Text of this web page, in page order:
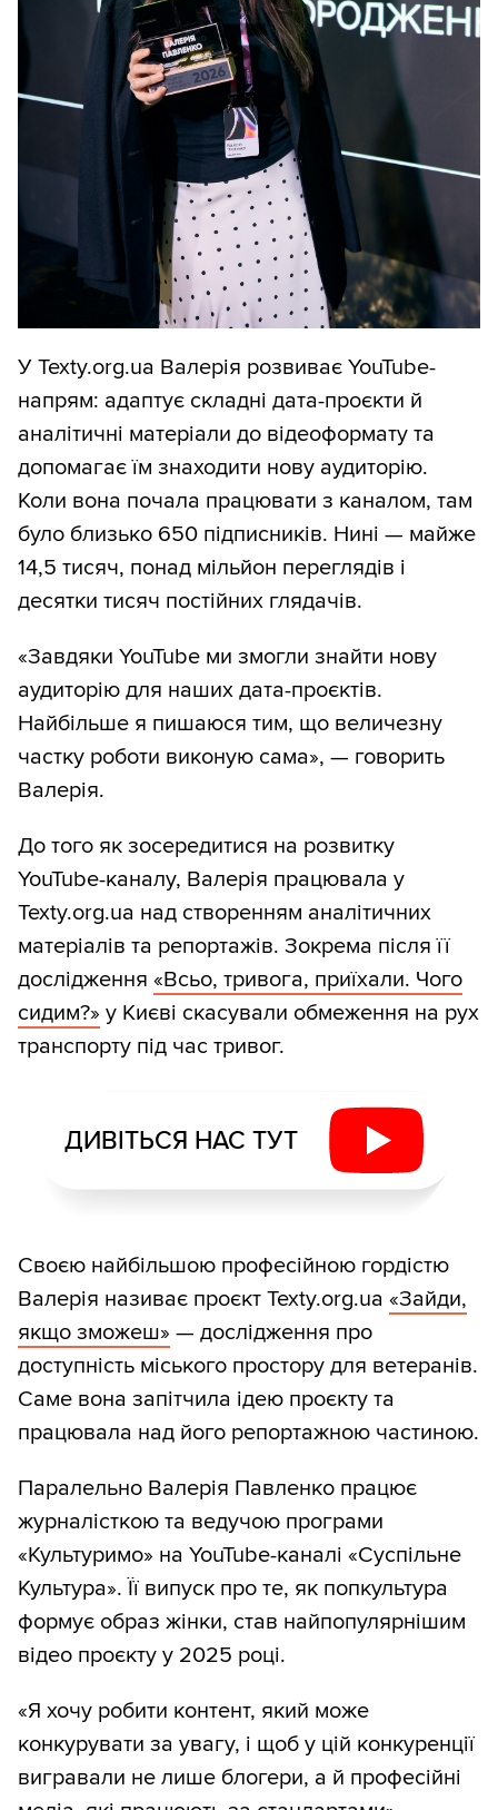
У Texty.org.ua Валерія розвиває YouTube-
напрям: адаптує складні дата-проєкти й
аналітичні матеріали до відеоформату та
допомагає їм знаходити нову аудиторію.
Коли вона почала працювати з каналом, там
було близько 650 підписників. Нині — майже
14,5 тисяч, понад мільйон переглядів і
десятки тисяч постійних глядачів.
«Завдяки YouTube ми змогли знайти нову
аудиторію для наших дата-проєктів.
Найбільше я пишаюся тим, що величезну
частку роботи виконую сама», — говорить
Валерія.
До того як зосередитися на розвитку
YouTube-каналу, Валерія працювала у
Texty.org.ua над створенням аналітичних
матеріалів та репортажів. Зокрема після її
дослідження «Всьо, тривога, приїхали. Чого
сидим?» у Києві скасували обмеження на рух
транспорту під час тривог.
ДИВІТЬСЯ НАС ТУТ
Своєю найбільшою професійною гордістю
Валерія називає проєкт Texty.org.ua «Зайди,
якщо зможеш» — дослідження про
доступність міського простору для ветеранів.
Саме вона запітчила ідею проєкту та
працювала над його репортажною частиною.
Паралельно Валерія Павленко працює
журналісткою та ведучою програми
«Культуримо» на YouTube-каналі «Суспільне
Культура». Її випуск про те, як попкультура
формує образ жінки, став найпопулярнішим
відео проєкту у 2025 році.
«Я хочу робити контент, який може
конкурувати за увагу, і щоб у цій конкуренції
вигравали не лише блогери, а й професійні